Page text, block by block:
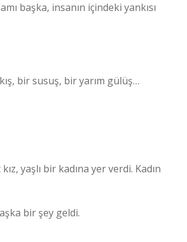
başka, insanın içindeki yankısı
bir susuş, bir yarım gülüş…
yaşlı bir kadına yer verdi. Kadın
bir şey geldi.